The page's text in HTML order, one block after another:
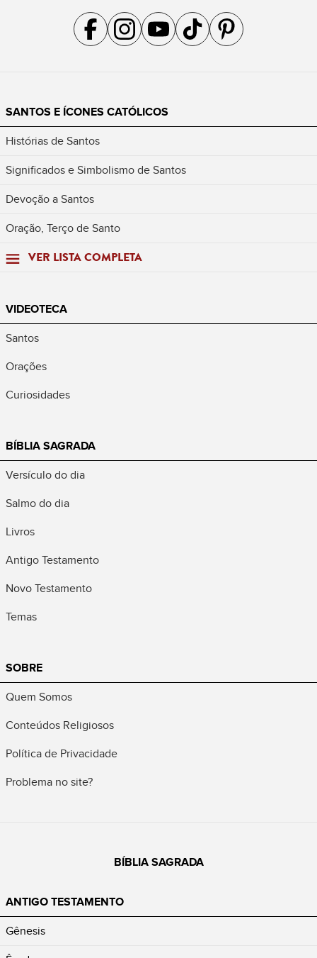
Acompanhe a gente no Facebook
Acompanhe a gente no Instagram
Acompanhe a gente no YouTube
Acompanhe a gente no TikTok
Acompanhe a gente no
SANTOS E ÍCONES CATÓLICOS
Histórias de Santos
Significados e Simbolismo de Santos
Devoção a Santos
Oração, Terço de Santo
VER LISTA COMPLETA
VIDEOTECA
Santos
Orações
Curiosidades
BÍBLIA SAGRADA
Versículo do dia
Salmo do dia
Livros
Antigo Testamento
Novo Testamento
Temas
SOBRE
Quem Somos
Conteúdos Religiosos
Política de Privacidade
Problema no site?
BÍBLIA SAGRADA
ANTIGO TESTAMENTO
Gênesis